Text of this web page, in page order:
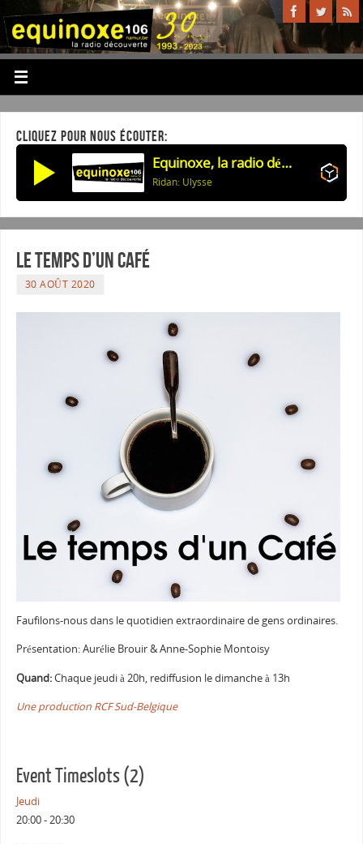
CLIQUEZ POUR NOUS ÉCOUTER:
Equinoxe, la radio découverte
Ridan: Ulysse
Le temps d’un café
30 AOÛT 2020
Faufilons-nous dans le quotidien extraordinaire de gens ordinaires.
Présentation: Aurélie Brouir & Anne-Sophie Montoisy
Quand:Chaque jeudi à 20h, rediffusion le dimanche à 13h
Une production RCF Sud-Belgique
Event Timeslots (2)
Jeudi
20:00-20:30